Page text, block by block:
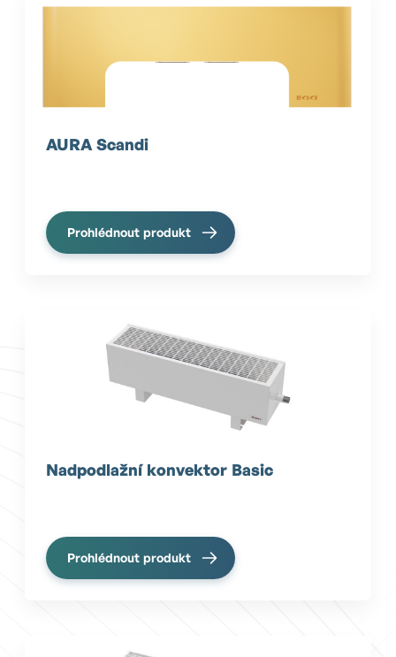
AURA Scandi
Prohlédnout produkt
Nadpodlažní konvektor Basic
Prohlédnout produkt